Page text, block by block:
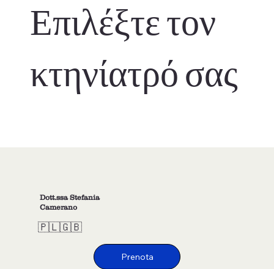
Dott.ssa Stefania
Camerano
🇵🇱​🇬🇧​
Επιλέξτε τον
κτηνίατρό σας